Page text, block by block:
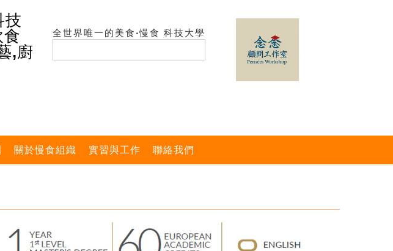
全世界唯一的美食‧慢食 科技大學
關於慢食組織 實習與工作 聯絡我們